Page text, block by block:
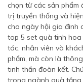
chọn từ các sản phẩm
trị truyền thống và
cho ngày hội gia đình
top 5 set quà tinh hoa
tác, nhân viên và
phẩm, mà còn là
tinh thần đoàn kết.
trong ngành quà tặng